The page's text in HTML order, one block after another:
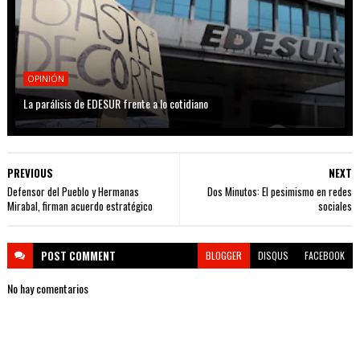
OPINIÓN
La parálisis de EDESUR frente a lo cotidiano
NEXT
Dos Minutos: El pesimismo en redes
sociales
PREVIOUS
Defensor del Pueblo y Hermanas
Mirabal, firman acuerdo estratégico
POST COMMENT BLOGGER DISQUS FACEBOOK
No hay comentarios